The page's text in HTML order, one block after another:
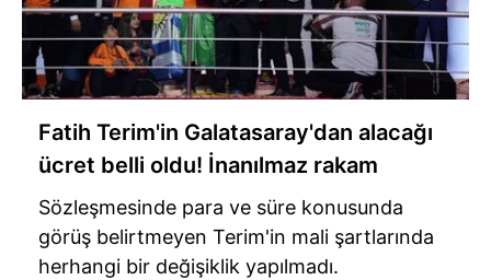
vasıtasıyla belirleyebilirsiniz. Çerezlere ilişkin detaylı bilgi
için Ayarlar butonuna tıklayabilir,
Çerez Bilgilendirme
Metnimizi
ziyaret edebilirsiniz.
6698 sayılı Kişisel Verilerin Korunması Kanunu uyarınca
hazırlanmış Aydınlatma Metnimizi okumak ve sitemizde
almak için lütfentıklayınız
Fatih Terim'in Galatasaray'dan alacağı
ücret belli oldu! İnanılmaz rakam
Sözleşmesinde para ve süre konusunda
görüş belirtmeyen Terim'in mali şartlarında
herhangi bir değişiklik yapılmadı.